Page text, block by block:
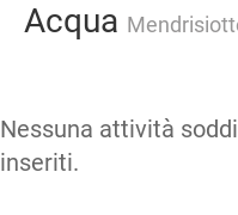
Acqua
Nessuna attività
inseriti.